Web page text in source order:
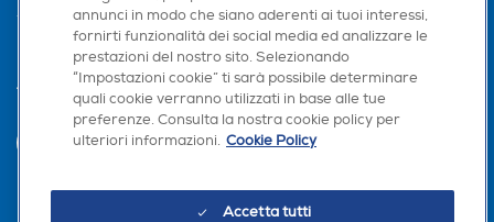
Trova negozio
annunci in modo che siano aderenti ai tuoi interessi,
fornirti funzionalità dei social media ed analizzare le
prestazioni del nostro sito. Selezionando
“Impostazioni cookie” ti sarà possibile determinare
quali cookie verranno utilizzati in base alle tue
preferenze. Consulta la nostra cookie policy per
ulteriori informazioni. Cookie Policy
Accetta tutti